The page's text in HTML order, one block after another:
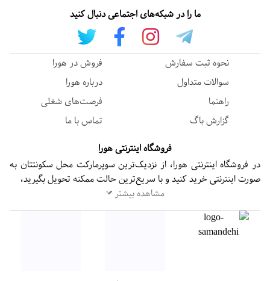
ما را در شبکه‌های اجتماعی دنبال کنید
نحوه ثبت سفارش
سوالات متداول
راهنما
گزارش باگ
فروش در هورا
درباره هورا
فرصت‌های شغلی
تماس با ما
فروشگاه اینترنتی هورا
در فروشگاه اینترنتی هورا، از نزدیک‌ترین سوپرمارکت محل سکونتتان به
صورت اینترنتی خرید کنید و با سریع‌ترین حالت ممکنه تحویل بگیرید،
مشاهده بیشتر